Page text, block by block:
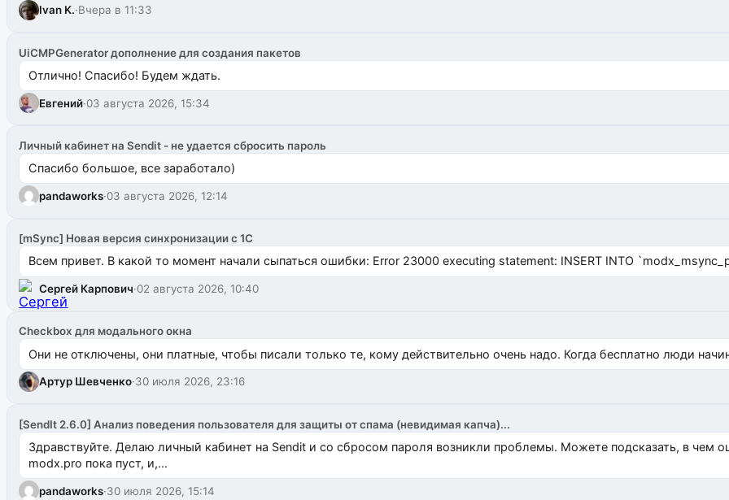
Ivan K.·Вчера в 11:33
UiCMPGenerator дополнение для создания пакетов
Отлично! Спасибо! Будем ждать.
Евгений·03 августа 2026, 15:34
Личный кабинет на Sendit - не удается сбросить пароль
Спасибо большое, все заработало)
pandaworks·03 августа 2026, 12:14
[mSync] Новая версия синхронизации с 1С
Всем привет. В какой то момент начали сыпаться ошибки: Error 23000 executing statement: INSERT INTO
Сергей Карпович·02 августа 2026, 10:40
Checkbox для модального окна
Они не отключены, они платные, чтобы писали только те, кому действительно очень надо. Когда бесплатно люди
Артур Шевченко·30 июля 2026, 23:16
[SendIt 2.6.0] Анализ поведения пользователя для защиты от спама (невидимая капча)...
Здравствуйте. Делаю личный кабинет на Sendit и со сбросом пароля возникли проблемы. Можете подсказать, в чем
modx.pro пока пуст, и,...
pandaworks·30 июля 2026, 15:14